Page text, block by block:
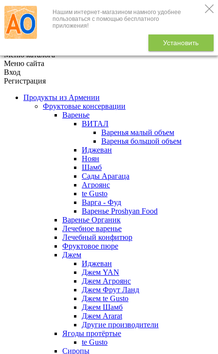
Нашим интернет-магазином намного удобнее
пользоваться с помощью бесплатного
приложения!
Установить
+7 (495) 646-888-1
В корзине
Меню каталога
Меню сайта
Вход
Регистрация
Продукты из Армении
Фруктовые консервации
Варенье
ВИТАЛ
Варенья малый объем
Варенья большой объем
Иджеван
Ноян
Шамб
Сады Арагаца
Агроянс
te Gusto
Варга - Фуд
Варенье Proshyan Food
Варенье Органик
Лечебное варенье
Лечебный конфитюр
Фруктовое пюре
Джем
Иджеван
Джем YAN
Джем Агроянс
Джем Фрут Ланд
Джем te Gusto
Джем Шамб
Джем Ararat
Другие производители
Ягоды протёртые
te Gusto
Сиропы